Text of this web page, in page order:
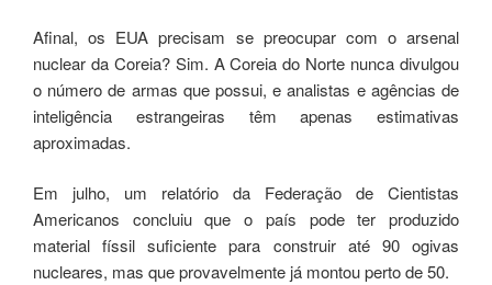
Afinal, os EUA precisam se preocupar com o arsenal
nuclear da Coreia? Sim. A Coreia do Norte nunca divulgou
o número de armas que possui, e analistas e agências de
inteligência estrangeiras têm apenas estimativas
aproximadas.
Em julho, um relatório da Federação de Cientistas
Americanos concluiu que o país pode ter produzido
material físsil suficiente para construir até 90 ogivas
nucleares, mas que provavelmente já montou perto de 50.